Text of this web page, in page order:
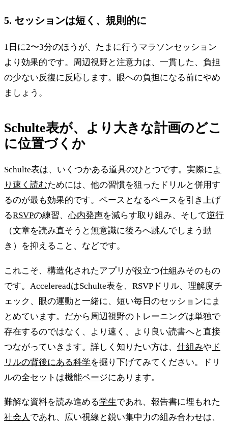
5. セッションは短く、規則的に
1日に2〜3分のほうが、たまに行うマラソンセッション
より効果的です。周辺視野と注意力は、一貫した、負担
の少ない反復に反応します。眼への負担になる前にやめ
ましょう。
Schulte表が、より大きな計画のどこ
に位置づくか
Schulte表は、いくつかある道具のひとつです。実際によ
り速く読むためには、他の習慣を狙ったドリルと併用す
るのが最も効果的です。ベースとなるペースを引き上げ
るRSVPの練習、心内発声を減らす取り組み、そして逆行
（文章を読み直そうと無意識に後ろへ跳んでしまう動
き）を抑えること、などです。
これこそ、構造化されたアプリが役立つ仕組みそのもの
です。AccelereadはSchulte表を、RSVPドリル、理解度チ
ェック、眼の運動と一緒に、短い毎日のセッションにま
とめています。だから周辺視野のトレーニングは単独で
存在するのではなく、より速く、より良い読書へと直接
つながっていきます。詳しく知りたい方は、 仕組みや ド
リルの背後にある科学を掘り下げてみてください。ドリ
ルの全セットは機能ページにあります。
難解な資料を読み進める学生であれ、報告書に埋もれた
社会人 であれ、広い視線と鋭い集中力の組み合わせは、